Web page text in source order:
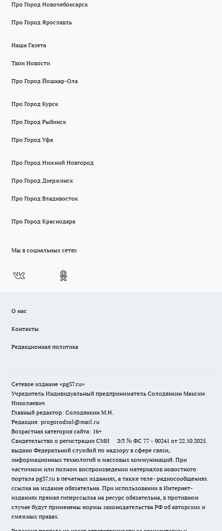
Про Город Новочебоксарск
Про Город Ярославль
Наша Газета
Твои Новости
Про Город Йошкар-Ола
Про Город Курск
Про Город Рыбинск
Про Город Уфа
Про Город Нижний Новгород
Про Город Дзержинск
Про Город Владивосток
Про Город Краснодара
Мы в социальных сетях
О нас
Контакты
Редакционная политика
Сетевое издание «pg37.ru»
Учредитель Индивидуальный предприниматель Солодянкин Максим
Николаевич
Главный редактор: Солодянкин М.Н.
Редакция: progorodsol@mail.ru
Возрастная категория сайта: 16+
Свидетельство о регистрации СМИ ЭЛ № ФС 77 - 90241 от 22.10.2025.
выдано Федеральной службой по надзору в сфере связи,
информационных технологий и массовых коммуникаций. При
частичном или полном воспроизведении материалов новостного
портала pg37.ru в печатных изданиях, а также теле- радиосообщениях
ссылка на издание обязательна. При использовании в Интернет-
изданиях прямая гиперссылка на ресурс обязательна, в противном
случае будут применены нормы законодательства РФ об авторских и
смежных правах.